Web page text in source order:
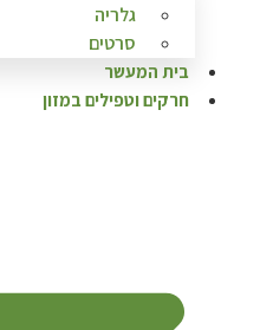
גלריה
סרטים
בית המעשר
חרקים וטפילים במזון